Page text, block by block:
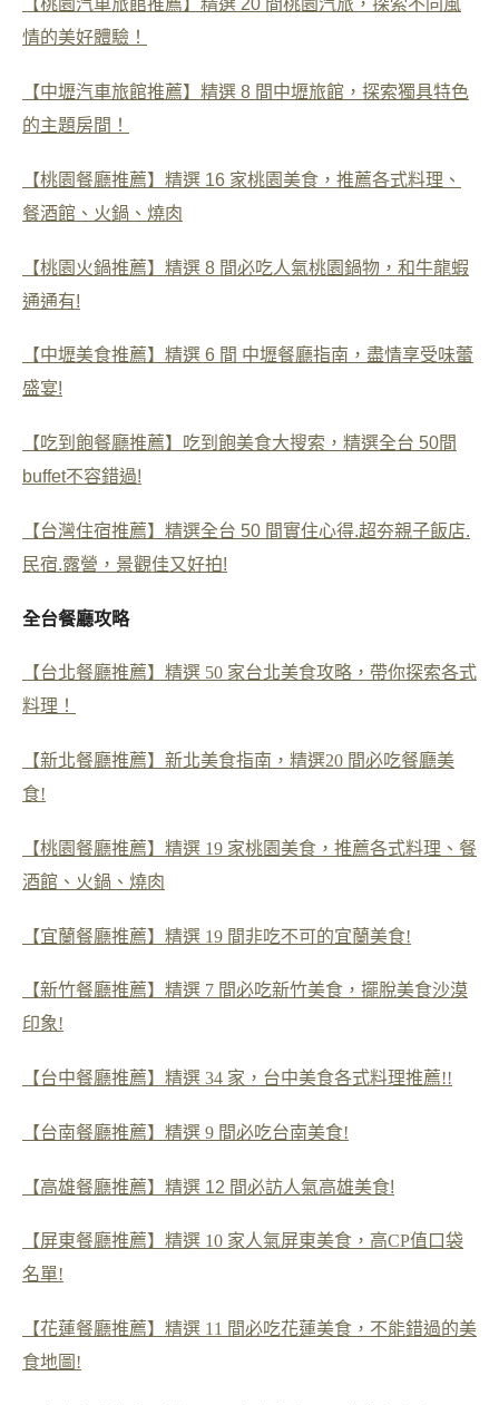
【桃園汽車旅館推薦】精選 20 間桃園汽旅，探索不同風
情的美好體驗！
【中壢汽車旅館推薦】精選 8 間中壢旅館，探索獨具特色
的主題房間！
【桃園餐廳推薦】精選 16 家桃園美食，推薦各式料理、
餐酒館、火鍋、燒肉
【桃園火鍋推薦】精選 8 間必吃人氣桃園鍋物，和牛龍蝦
通通有!
【中壢美食推薦】精選 6 間 中壢餐廳指南，盡情享受味蕾
盛宴!
【吃到飽餐廳推薦】吃到飽美食大搜索，精選全台 50間
buffet不容錯過!
【台灣住宿推薦】精選全台 50 間實住心得.超夯親子飯店.
民宿.露營，景觀佳又好拍!
全台餐廳攻略
【台北餐廳推薦】精選 50 家台北美食攻略，帶你探索各式
料理！
【新北餐廳推薦】新北美食指南，精選20 間必吃餐廳美
食!
【桃園餐廳推薦】精選 19 家桃園美食，推薦各式料理、餐
酒館、火鍋、燒肉
【宜蘭餐廳推薦】精選 19 間非吃不可的宜蘭美食!
【新竹餐廳推薦】精選 7 間必吃新竹美食，擺脫美食沙漠
印象!
【台中餐廳推薦】精選 34 家，台中美食各式料理推薦!!
【台南餐廳推薦】精選 9 間必吃台南美食!
【高雄餐廳推薦】精選 12 間必訪人氣高雄美食!
【屏東餐廳推薦】精選 10 家人氣屏東美食，高CP值口袋
名單!
【花蓮餐廳推薦】精選 11 間必吃花蓮美食，不能錯過的美
食地圖!